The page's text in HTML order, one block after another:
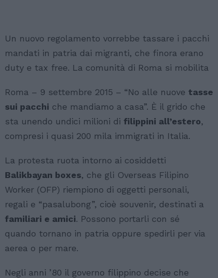
Un nuovo regolamento vorrebbe tassare i pacchi
mandati in patria dai migranti, che finora erano
duty e tax free. La comunità di Roma si mobilita
Roma – 9 settembre 2015 – “No alle nuove tasse
sui pacchi che mandiamo a casa”. È il grido che
sta unendo undici milioni di filippini all’estero,
compresi i quasi 200 mila immigrati in Italia.
La protesta ruota intorno ai cosiddetti
Balikbayan boxes, che gli Overseas Filipino
Worker (OFP) riempiono di oggetti personali,
regali e “pasalubong”, cioè souvenir, destinati a
familiari e amici. Possono portarli con sé
quando tornano in patria oppure spedirli per via
aerea o per mare.
Negli anni ’80 il governo filippino decise che